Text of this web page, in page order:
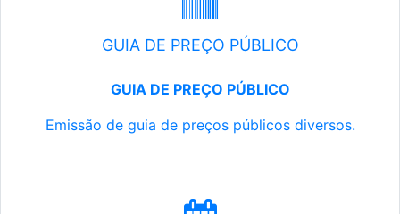
GUIA DE PREÇO PÚBLICO
GUIA DE PREÇO PÚBLICO
Emissão de guia de preços públicos diversos.